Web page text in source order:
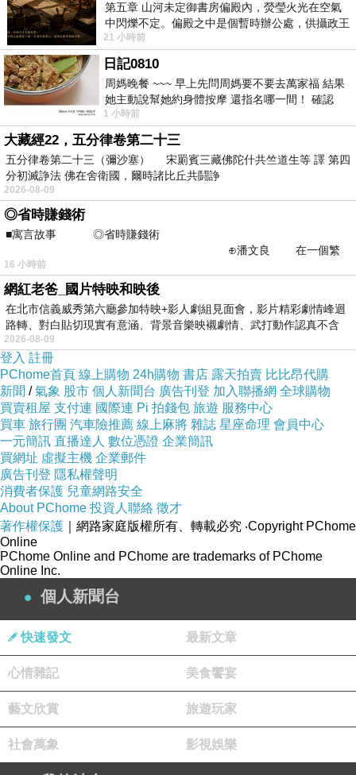
的優惠折扣喔！
=>點此取得優惠<=
一周大事
新聞來源: 魔方網
今夏最具有話題性的遊戲，瘋糖數位所代理的火
辣女性三國手遊《娘的要命的三國》，由於好評
不斷，遊戲將於7月29日加開第二伺服器 - 郭嘉
地理頻道，為慶祝新伺服啟動，從開服當天起，
將會有多重好康活動登場。
本遊戲中將大家耳熟能詳的三國角色突破既定形
象，性轉為各個波濤洶湧、千嬌百媚的女將，細
膩的日式畫風搭配卡牌呈現，滿足玩家的收集慾
第五章 山河未定御書房偏殿內，熒瑩火光在空氣
中閃爍不定。偏殿之中是個暫時辦公處，供攝政王
於皇宮內廷裡處理公務已然很多年。房內
21 小時前
日記0810
周媽晚餐 ~~~ 早上先問周媽要不要去萬家福 結果
她主動說幫她約身體按摩 還指名哪一間！ 確認
後，我的腦袋才運轉起來 預約對
1 小時前
大藏經22，五分律卷第二十三
五分律卷第二十三（彌沙塞） 宋罽賓三藏佛陀什共竺道生等 譯 第四
分初滅諍法 佛在舍衛國，爾時諸比丘共鬪諍
2026-08-09
◎省時賺錢術
■寓言故事 ◎省時賺錢術
⊕潘文良 在一個繁
華的商業街上，有兩家傳統
16 小時前
網紅老爸_國片特映和映後
在北市信義威秀第六廳參加特映+影人劇組見面會，影片精彩劇情峰迴
路轉、對白貼切現實有意涵、背景音樂映襯劇情、武打動作認真不含
糊、
2026-08-09
登入 註冊
PChome首頁 線上購物 24h購物 書店 露天拍賣 比比昂代購
新聞 /氣象 股市 個人新聞台 廣告刊登 加入聯播網 全球購物
買賣租屋 支付連 國際連 Pi 拍錢包 旅遊 服務中心
買車 旅行團 汽車險推薦 線上麻將 雜誌 星座命理 會員中心
一元簡訊 直播達人 數位憑證 企業簡訊
買網址 虛擬主機 企業郵件
廣告刊登 隱私權聲明
消費者保護 兒童網路安全
About PChome 投資人聯絡 徵才
著作權保護 ｜網路家庭版權所有、轉載必究 ‧Copyright PChome
Online
PChome Online and PChome are trademarks of PChome
Online Inc.
個人新聞台
快速發文 最新文章
心情雜記 美食饗宴
藝文欣賞 旅遊玩家
社會萬象 影視娛樂